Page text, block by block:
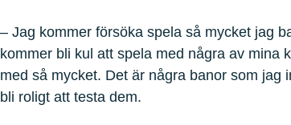
– Jag kommer försöka spela så mycket jag
kommer bli kul att spela med några av mina
med så mycket. Det är några banor som jag
bli roligt att testa dem.